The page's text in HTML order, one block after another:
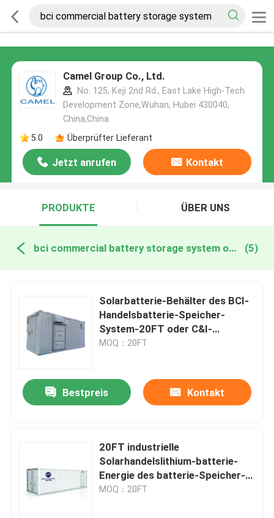
Camel Group Co., Ltd.
No. 125, Keji 2nd Rd., East Lake High-Tech
Development Zone,Wuhan, Hubei 430040,
China,China
5.0
Überprüfter Lieferant
Jetzt anrufen Kontakt
PRODUKTE ÜBER UNS
bci commercial battery storage system online manufacture (5)
Solarbatterie-Behälter des BCI-
Handelsbatterie-Speicher-
System-20FT oder C&I-
Gebrauch
MOQ：20FT
Bestpreis Kontakt
20FT industrielle
Solarhandelslithium-batterie-
Energie des batterie-Speicher-
System-380V 2.26MWh
MOQ：20FT